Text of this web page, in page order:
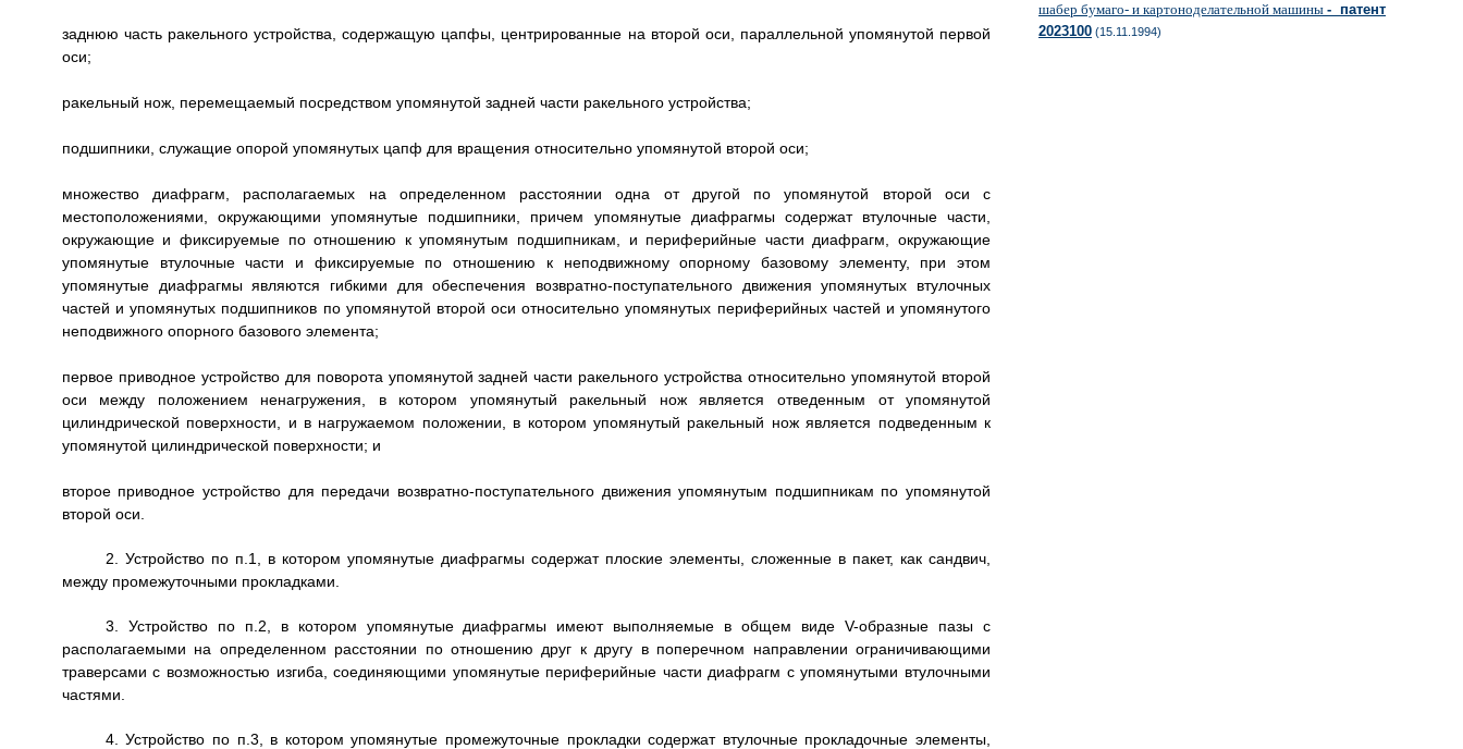
заднюю часть ракельного устройства, содержащую цапфы, центрированные на второй оси, параллельной упомянутой первой
оси;
ракельный нож, перемещаемый посредством упомянутой задней части ракельного устройства;
подшипники, служащие опорой упомянутых цапф для вращения относительно упомянутой второй оси;
множество диафрагм, располагаемых на определенном расстоянии одна от другой по упомянутой второй оси с
местоположениями, окружающими упомянутые подшипники, причем упомянутые диафрагмы содержат втулочные части,
окружающие и фиксируемые по отношению к упомянутым подшипникам, и периферийные части диафрагм, окружающие
упомянутые втулочные части и фиксируемые по отношению к неподвижному опорному базовому элементу, при этом
упомянутые диафрагмы являются гибкими для обеспечения возвратно-поступательного движения упомянутых втулочных
частей и упомянутых подшипников по упомянутой второй оси относительно упомянутых периферийных частей и упомянутого
неподвижного опорного базового элемента;
первое приводное устройство для поворота упомянутой задней части ракельного устройства относительно упомянутой второй
оси между положением ненагружения, в котором упомянутый ракельный нож является отведенным от упомянутой
цилиндрической поверхности, и в нагружаемом положении, в котором упомянутый ракельный нож является подведенным к
упомянутой цилиндрической поверхности; и
второе приводное устройство для передачи возвратно-поступательного движения упомянутым подшипникам по упомянутой
второй оси.
2. Устройство по п.1, в котором упомянутые диафрагмы содержат плоские элементы, сложенные в пакет, как сандвич,
между промежуточными прокладками.
3. Устройство по п.2, в котором упомянутые диафрагмы имеют выполняемые в общем виде V-образные пазы с
располагаемыми на определенном расстоянии по отношению друг к другу в поперечном направлении ограничивающими
траверсами с возможностью изгиба, соединяющими упомянутые периферийные части диафрагм с упомянутыми втулочными
частями.
4. Устройство по п.3, в котором упомянутые промежуточные прокладки содержат втулочные прокладочные элементы,
шабер бумаго- и картоноделательной машины - патент
2023100 (15.11.1994)